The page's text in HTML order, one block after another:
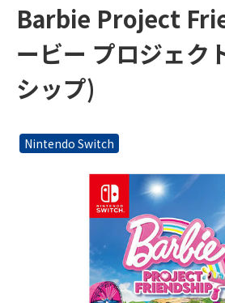
Barbie Project
ービー プロジェク
シップ)
Nintendo Switch